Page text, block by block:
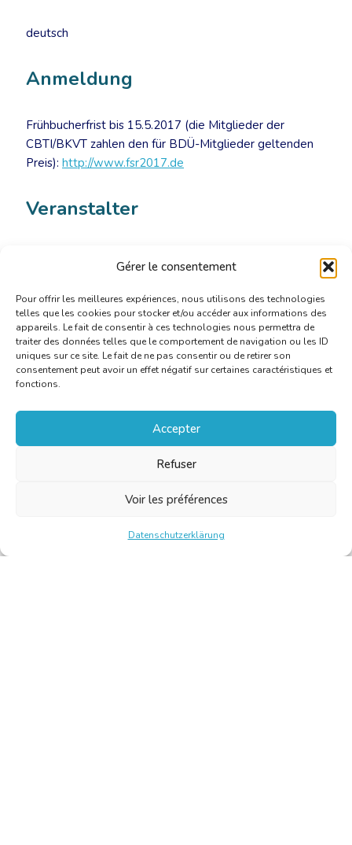
Gérer le consentement
Pour offrir les meilleures expériences, nous utilisons des technologies
telles que les cookies pour stocker et/ou accéder aux informations des
appareils. Le fait de consentir à ces technologies nous permettra de
traiter des données telles que le comportement de navigation ou les ID
uniques sur ce site. Le fait de ne pas consentir ou de retirer son
consentement peut avoir un effet négatif sur certaines caractéristiques et
fonctions.
Accepter
Refuser
Voir les préférences
Datenschutzerklärung
deutsch
Anmeldung
Frühbucherfrist bis 15.5.2017 (die Mitglieder der
CBTI/BKVT zahlen den für BDÜ-Mitglieder geltenden
Preis): http://www.fsr2017.de
Veranstalter